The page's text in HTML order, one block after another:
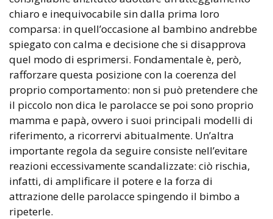
chiaro e inequivocabile sin dalla prima loro
comparsa: in quell’occasione al bambino andrebbe
spiegato con calma e decisione che si disapprova
quel modo di esprimersi. Fondamentale è, però,
rafforzare questa posizione con la coerenza del
proprio comportamento: non si può pretendere che
il piccolo non dica le parolacce se poi sono proprio
mamma e papà, ovvero i suoi principali modelli di
riferimento, a ricorrervi abitualmente. Un’altra
importante regola da seguire consiste nell’evitare
reazioni eccessivamente scandalizzate: ciò rischia,
infatti, di amplificare il potere e la forza di
attrazione delle parolacce spingendo il bimbo a
ripeterle.